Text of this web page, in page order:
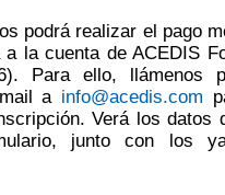
podrá realizar el pago
la cuenta de ACEDIS
Para ello, llámenos
a info@acedis.com
Verá los datos
junto con los